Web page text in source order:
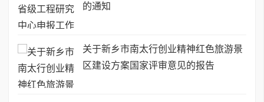
的通知
关于新乡市南太行创业精神红色旅游景
区建设方案国家评审意见的报告